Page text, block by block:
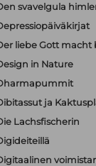
svavelgula
liebe Gott macht
in Nature
ja
Lachsfischerin